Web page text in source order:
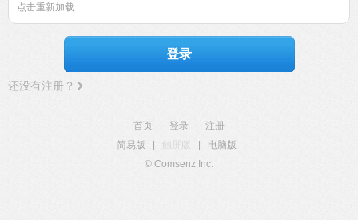
点击重新加载
登录
还没有注册？
首页 登录
注册
简易版
触屏版 电脑版
© Comsenz Inc.